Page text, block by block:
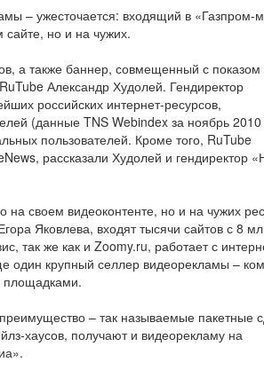
– ужесточается: входящий в «Газпром-
сайте, но и на чужих.
а также баннер, совмещенный с показом
Александр Худолей. Гендиректор
российских интернет-ресурсов,
(данные TNS Webindex за ноябрь 2010
пользователей. Кроме того, RuTube
рассказали Худолей и гендиректор
своем видеоконтенте, но и на чужих
Яковлева, входят тысячи сайтов с 8
так же как и Zoomy.ru, работает с
один крупный селлер видеорекламы –
площадками.
– так называемые пакетные
хаусов, получают и видеорекламу на